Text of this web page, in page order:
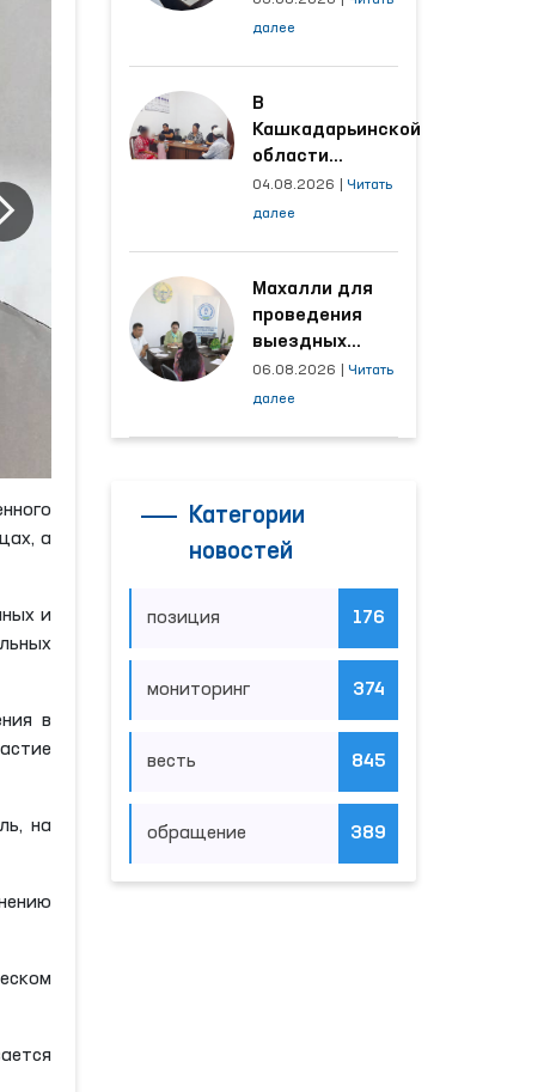
а
и
в
на
условия на
трудятся
осуждённые
далее
В
Кашкадарьинской
области
налажена
адресная работа
наибольшее
количество
обращений
04.08.2026
Читать
далее
Махалли для
проведения
выездных
приёмов
определяются
06.08.2026
Читать
далее
Категории
новостей
позиция 176
мониторинг 374
весть 845
обращение 389